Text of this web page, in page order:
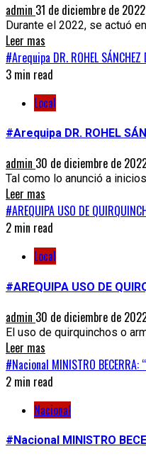
admin 31 de diciembre de 2022
Durante el 2022, se actuó
Leer mas
#Arequipa DR. ROHEL SÁNCHEZ
3 min read
Local
#Arequipa DR. ROHEL
admin 30 de diciembre de
Tal como lo anunció a
Leer mas
#AREQUIPA USO DE
2 min read
Local
#AREQUIPA USO DE
admin 30 de diciembre de
El uso de quirquinchos o
Leer mas
#Nacional MINISTRO BECERRA:
2 min read
Nacional
#Nacional MINISTRO